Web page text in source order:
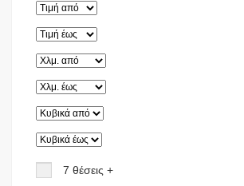
7 θέσεις +